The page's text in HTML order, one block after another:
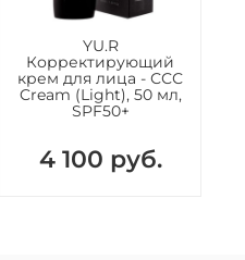
YU.R
Корректирующий
крем для лица - ССС
Cream (Light), 50 мл,
SPF50+
4 100 руб.